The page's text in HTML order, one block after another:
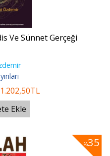
Ve Sünnet Gerçeği
1.202,50TL
Ekle
%35